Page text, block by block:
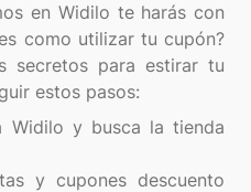
en Widilo te harás con
como utilizar tu cupón?
secretos para estirar tu
Widilo y busca la tienda
y cupones descuento